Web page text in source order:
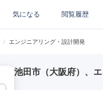
気になる 閲覧履歴
/ エンジニアリング・設計開発
池田市（大阪府）、